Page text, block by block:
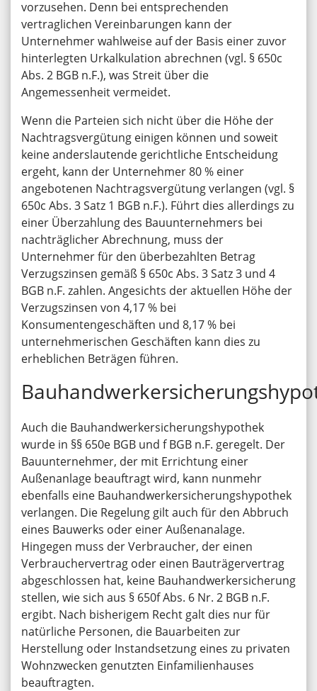
vorzusehen. Denn bei entsprechenden
vertraglichen Vereinbarungen kann der
Unternehmer wahlweise auf der Basis einer zuvor
hinterlegten Urkalkulation abrechnen (vgl. § 650c
Abs. 2 BGB n.F.), was Streit über die
Angemessenheit vermeidet.
Wenn die Parteien sich nicht über die Höhe der
Nachtragsvergütung einigen können und soweit
keine anderslautende gerichtliche Entscheidung
ergeht, kann der Unternehmer 80 % einer
angebotenen Nachtragsvergütung verlangen (vgl. §
650c Abs. 3 Satz 1 BGB n.F.). Führt dies allerdings zu
einer Überzahlung des Bauunternehmers bei
nachträglicher Abrechnung, muss der
Unternehmer für den überbezahlten Betrag
Verzugszinsen gemäß § 650c Abs. 3 Satz 3 und 4
BGB n.F. zahlen. Angesichts der aktuellen Höhe der
Verzugszinsen von 4,17 % bei
Konsumentengeschäften und 8,17 % bei
unternehmerischen Geschäften kann dies zu
erheblichen Beträgen führen.
Auch die Bauhandwerkersicherungshypothek
wurde in §§ 650e BGB und f BGB n.F. geregelt. Der
Bauunternehmer, der mit Errichtung einer
Außenanlage beauftragt wird, kann nunmehr
ebenfalls eine Bauhandwerkersicherungshypothek
verlangen. Die Regelung gilt auch für den Abbruch
eines Bauwerks oder einer Außenanalage.
Hingegen muss der Verbraucher, der einen
Verbrauchervertrag oder einen Bauträgervertrag
abgeschlossen hat, keine Bauhandwerkersicherung
stellen, wie sich aus § 650f Abs. 6 Nr. 2 BGB n.F.
ergibt. Nach bisherigem Recht galt dies nur für
natürliche Personen, die Bauarbeiten zur
Herstellung oder Instandsetzung eines zu privaten
Wohnzwecken genutzten Einfamilienhauses
beauftragten.